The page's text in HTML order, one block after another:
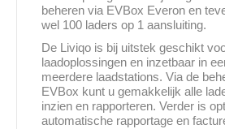
beheren via EVBox Everon en
wel 100 laders op 1 aansluiting.
De Liviqo is bij uitstek geschikt
laadoplossingen en inzetbaar in
meerdere laadstations. Via de
EVBox kunt u gemakkelijk alle
inzien en rapporteren. Verder is
automatische rapportage en